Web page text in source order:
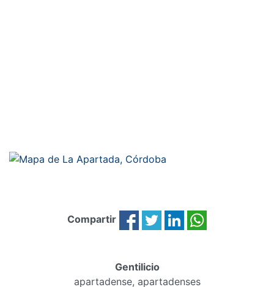
Compartir
Gentilicio
apartadense, apartadenses